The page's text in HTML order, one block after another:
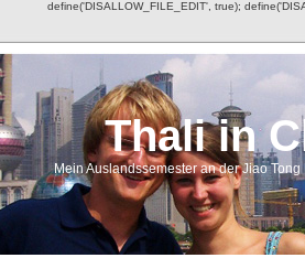
define('DISALLOW_FILE_EDIT', true);
Thali in
Mein Auslandssemester an der Jiao